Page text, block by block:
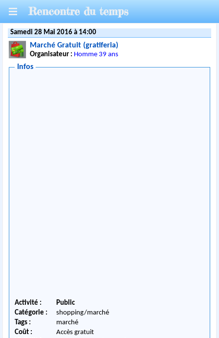
Rencontre du temps
Samedi 28 Mai 2016 à 14:00
Marché Gratuit (gratiferia)
Organisateur : Homme 39 ans
Infos
Activité :
Public
Catégorie :
shopping/marché
Tags :
marché
Coût :
Accès gratuit